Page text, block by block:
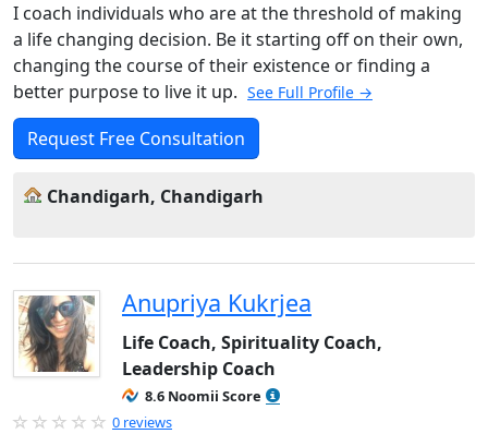
I coach individuals who are at the threshold of making
a life changing decision. Be it starting off on their own,
changing the course of their existence or finding a
better purpose to live it up. See Full Profile →
Request Free Consultation
Chandigarh, Chandigarh
Anupriya Kukrjea
Life Coach, Spirituality Coach,
Leadership Coach
8.6 Noomii Score
0 reviews